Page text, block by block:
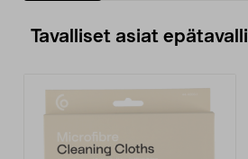
Tavalliset asiat